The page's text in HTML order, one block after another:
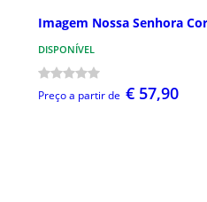
Imagem Nossa Senhora
DISPONÍVEL
Preço a partir de € 57,90